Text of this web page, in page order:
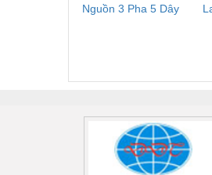
Xe hơi - Phụ tùng
Xe tải - phụ tùng
Y khoa - Trang thiết bị
Nguồn 3 Pha 5 Dây